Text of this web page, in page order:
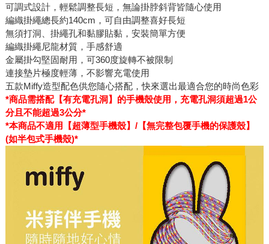
可調式設計，輕鬆調整長短，無論掛脖斜背皆隨心使用
編織掛繩總長約140cm，可自由調整喜好長短
無須打洞、掛繩孔和黏膠貼黏，安裝簡單方便
編織掛繩尼龍材質，手感舒適
金屬掛勾堅固耐用，可360度旋轉不被限制
連接墊片極度輕薄，不影響充電使用
五款Miffy造型配色供您隨心搭配，快來選出最適合您的時尚色彩
*商品需搭配【有充電孔洞】的手機殼使用，充電孔洞須超過1公
分且不能超過3公分*
*本商品不適用【超薄型手機殼】/【無完整包覆手機的保護殼】
(如半包式手機殼)*